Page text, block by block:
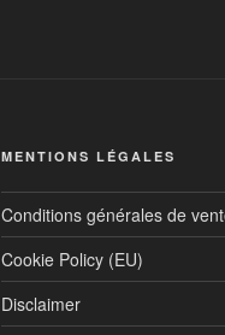
MENTIONS LÉGALES
Conditions générales de
Cookie Policy (EU)
Disclaimer